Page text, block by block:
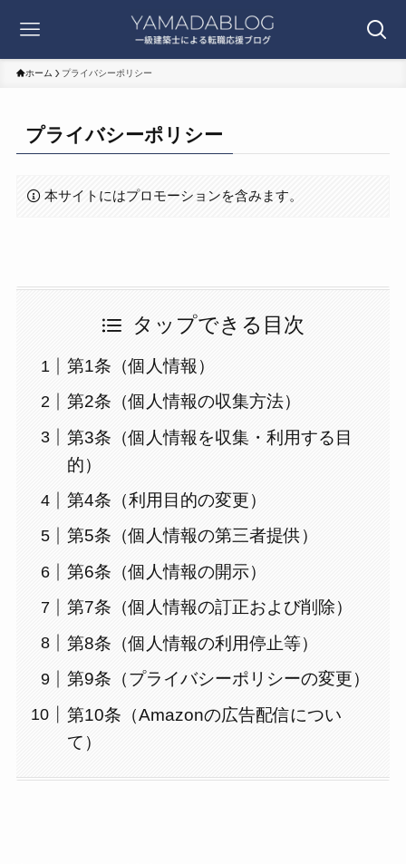
ホーム プライバシーポリシー
プライバシーポリシー
本サイトにはプロモーションを含みます。
タップできる目次
第1条（個人情報）
第2条（個人情報の収集方法）
第3条（個人情報を収集・利用する目
的）
第4条（利用目的の変更）
第5条（個人情報の第三者提供）
第6条（個人情報の開示）
第7条（個人情報の訂正および削除）
第8条（個人情報の利用停止等）
第9条（プライバシーポリシーの変更）
第10条（Amazonの広告配信につい
て）